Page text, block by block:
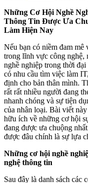
Những Cơ Hội Nghề
Thông Tin Được Ưa
Làm Hiện Nay
Nếu bạn có niềm đam mê
trong lĩnh vực công nghệ,
nghề nghiệp trong thời
có nhu cầu tìm việc làm
định cho bản thân mình.
rất rất nhiều người đang
nhanh chóng và sự tiện
của nhân loại. Bài viết
hữu ích về những cơ hội
đang được ưa chuộng
được đâu chính là sự lựa
Những cơ hội nghề
nghệ thông tin
Sau đây là danh sách các